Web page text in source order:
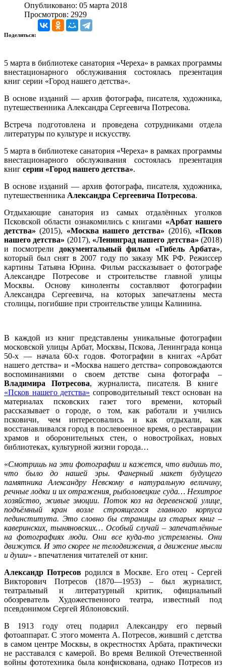
Опубликовано: 05 марта 2018
Просмотров: 2929
Поделиться:
5 марта в библиотеке санатория «Череха» в рамках программы
внестационарного обслуживания состоялась презентация
книг серии «Город нашего детства».
В основе изданий — архив фотографа, писателя, художника,
путешественника Александра Сергеевича Потресова.
Встреча подготовлена и проведена сотрудниками отдела
литературы по культуре и искусству.
5 марта в библиотеке санатория «Череха» в рамках программы
внестационарного обслуживания состоялась презентация
книг серии «Город нашего детства».
В основе изданий — архив фотографа, писателя, художника,
путешественника Александра Сергеевича Потресова.
Отдыхающие санатория из самых отдалённых уголков
Псковской области ознакомились с книгами «Арбат нашего
детства» (2015), «Москва нашего детства» (2016), «Псков
нашего детства» (2017), «Ленинград нашего детства» (2018)
и посмотрели документальный фильм «Гибель Арбата»,
который был снят в 2007 году по заказу МК РФ. Режиссер
картины Татьяна Юрина. Фильм рассказывает о фотографе
Александре Потресове и строительстве главной улицы
Москвы. Основу киноленты составляют фотографии
Александра Сергеевича, на которых запечатлены места
столицы, погибшие при строительстве улицы Калинина.
В каждой из книг представлены уникальные фотографии
московской улицы Арбат, Москвы, Пскова, Ленинграда конца
50-х — начала 60-х годов. Фотографии в книгах «Арбат
нашего детства» и «Москва нашего детства» сопровождаются
воспоминаниями о своем детстве сына фотографа –
Владимира Потресова, журналиста, писателя. В книге
«Псков нашего детства» сопроводительный текст основан на
материалах псковских газет того времени, который
рассказывает о городе, о том, как работали и учились
псковичи, чем интересовались и как отдыхали, как
восстанавливался город в послевоенное время, о реставрации
храмов и оборонительных стен, о новостройках, новых
библиотеках, культурной жизни города…
«Смотришь на эти фотографии и кажется, что видишь то,
что было до нашей эры. Фанерный макет будущего
памятника Александру Невскому в натуральную величину,
речные лодки и их отражения, рыболовецкие суда… Нехитрое
хозяйство, живые эмоции. Поток коз на деревенской улице,
подъёмный кран возле строящегося главного корпуса
пединститута. Это словно бы страницы из старых книг –
каверинских, тыняновских… Особый случай – запечатлённые
на фотографиях люди. Они все куда-то устремлены. Они
движутся. И это скорее не телодвижения, а движение мысли
и души» - впечатления читателей от книг.
Александр Потресов родился в Москве. Его отец - Сергей
Викторович Потресов (1870—1953) – был журналист,
театральный и литературный критик, официальный
обозреватель Художественного театра, известный под
псевдонимом Сергей Яблоновский.
В 1913 году отец подарил Александру его первый
фотоаппарат. С этого момента А. Потресов, живший с детства
в самом центре Москвы, в окрестностях Арбата, практически
не расставался с камерой. Во время Великой Отечественной
войны фототехника была конфискована, однако Потресов из